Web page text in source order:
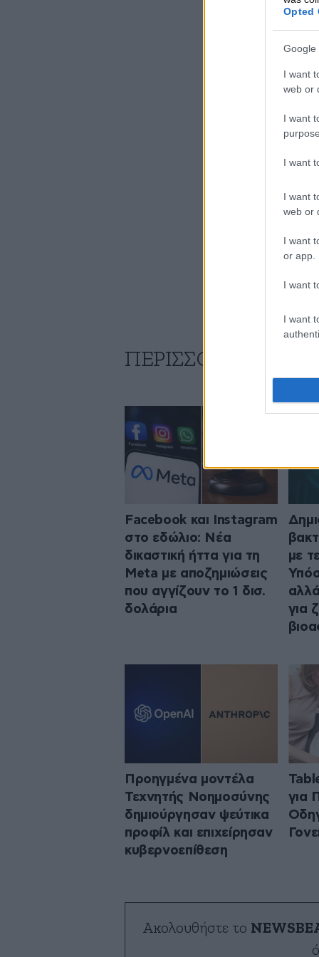
Opted
Google
I want
web or
I want
I want
I want
web or
I want
or app.
I want
I want
ΠΕΡΙΣΣΟΤΕΡΑ ΑΠΟ
Facebook και Instagram
στο εδώλιο: Νέα
δικαστική ήττα για τη
Meta με αποζημιώσεις
που αγγίζουν το 1 δισ.
δολάρια
με
για
Προηγμένα μοντέλα
Τεχνητής Νοημοσύνης
δημιούργησαν ψεύτικα
προφίλ και επιχείρησαν
κυβερνοεπίθεση
για
Ακολουθήστε το